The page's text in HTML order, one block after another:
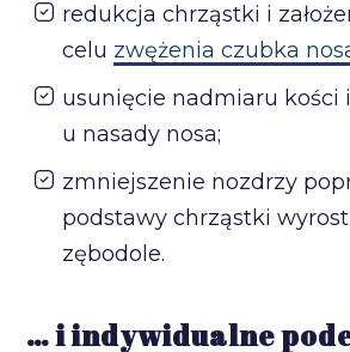
redukcja chrząstki i
celu zwężenia czubka
usunięcie nadmiaru kości
u nasady nosa;
zmniejszenie nozdrzy
podstawy chrząstki
zębodole.
… i indywidualne